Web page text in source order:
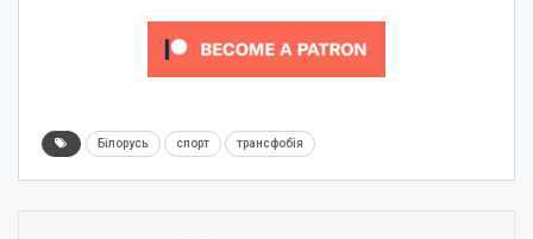
Білорусь спорт трансфобія